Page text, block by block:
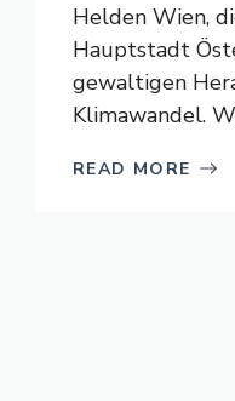
Helden Wien,
Hauptstadt
gewaltigen
Klimawandel.
READ MORE